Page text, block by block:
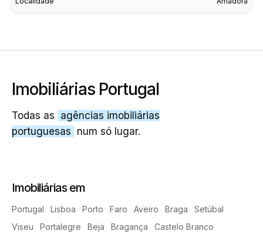
Imobiliárias Portugal
Todas as agências imobiliárias
portuguesas num só lugar.
Imobiliárias em
Portugal Lisboa Porto Faro Aveiro Braga
Setúbal
Viseu
Portalegre Beja Bragança
Castelo Branco